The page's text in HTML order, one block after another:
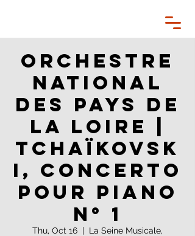
Orchestre
National
des Pays de
la Loire |
Tchaïkovsk
i, Concerto
pour piano
n° 1
Thu, Oct 16
  |
La Seine Musicale,